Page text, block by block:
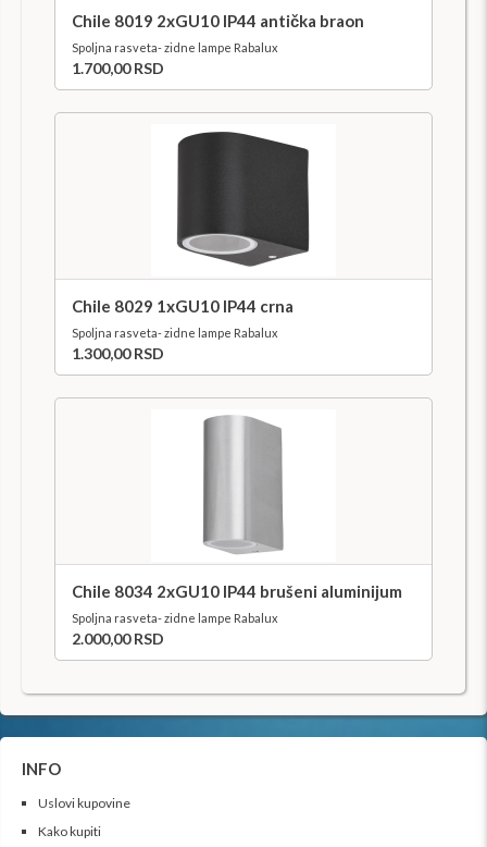
Chile 8019 2xGU10 IP44 antička braon
Spoljna rasveta- zidne lampe Rabalux
1.700,00 RSD
Chile 8029 1xGU10 IP44 crna
Spoljna rasveta- zidne lampe Rabalux
1.300,00 RSD
Chile 8034 2xGU10 IP44 brušeni aluminijum
Spoljna rasveta- zidne lampe Rabalux
2.000,00 RSD
INFO
Uslovi kupovine
Kako kupiti